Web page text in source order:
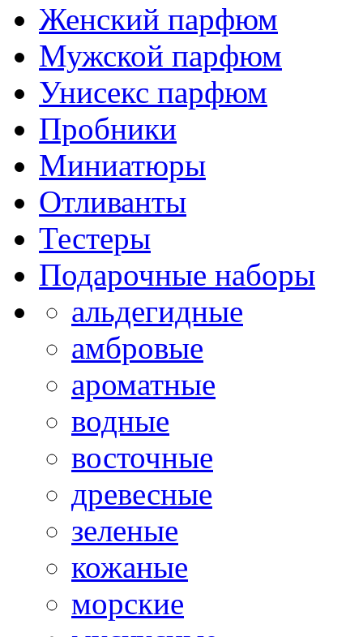
Женский парфюм
Мужской парфюм
Унисекс парфюм
Пробники
Миниатюры
Отливанты
Тестеры
Подарочные наборы
альдегидные
амбровые
ароматные
водные
восточные
древесные
зеленые
кожаные
морские